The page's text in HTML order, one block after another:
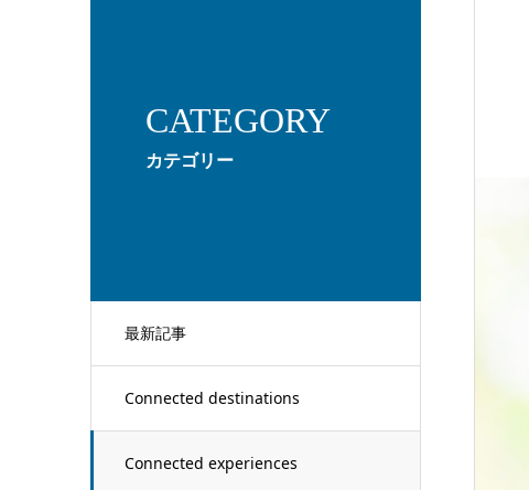
CATEGORY
カテゴリー
最新記事
Connected destinations
Connected experiences